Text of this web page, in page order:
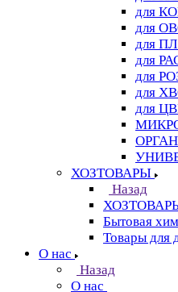
для
для
для
для
для
для
для
ХОЗТОВАРЫ
Назад
Бытовая
Товары для
О нас
Назад
О нас